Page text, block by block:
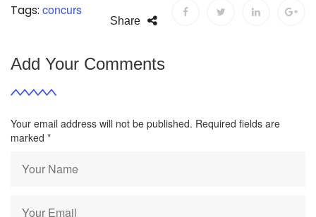
Tags: concurs
Share
Add Your Comments
Your email address will not be published. Required fields are
marked *